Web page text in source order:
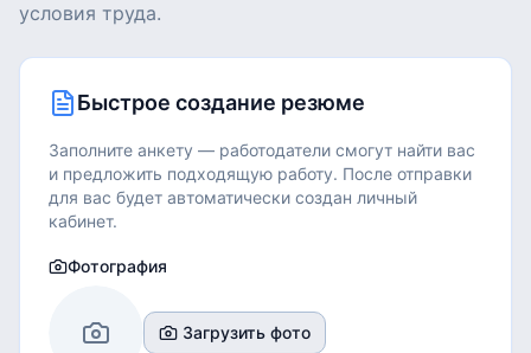
условия труда.
Быстрое создание резюме
Заполните анкету — работодатели смогут найти вас
и предложить подходящую работу. После отправки
для вас будет автоматически создан личный
кабинет.
Фотография
Загрузить фото